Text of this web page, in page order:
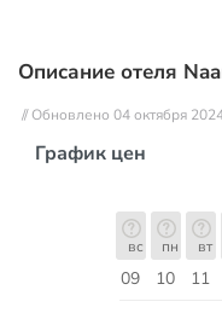
Описание отеля
// Обновлено 04 октября
График цен
09
вс
10
пн
11
вт